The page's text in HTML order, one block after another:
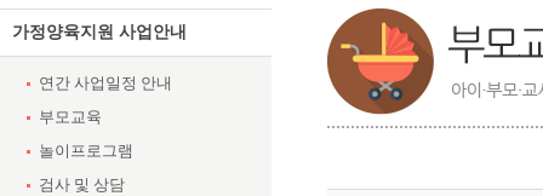
가정양육지원 사업안내
연간 사업일정 안내
부모교육
놀이프로그램
검사 및 상담